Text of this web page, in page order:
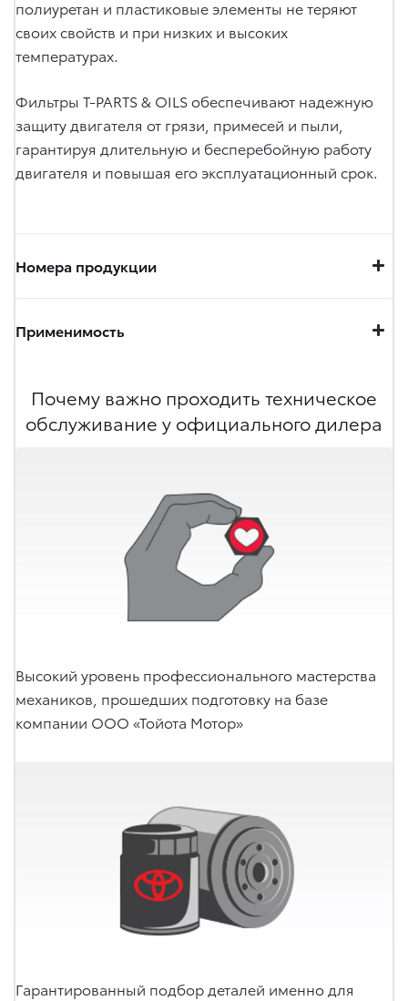
полиуретан и пластиковые элементы не теряют
своих свойств и при низких и высоких
температурах.
Фильтры T-PARTS & OILS обеспечивают надежную
защиту двигателя от грязи, примесей и пыли,
гарантируя длительную и бесперебойную работу
двигателя и повышая его эксплуатационный срок.
Номера продукции
Применимость
Почему важно проходить техническое
обслуживание у официального дилера
Высокий уровень профессионального мастерства
механиков, прошедших подготовку на базе
компании ООО «Тойота Мотор»
Гарантированный подбор деталей именно для